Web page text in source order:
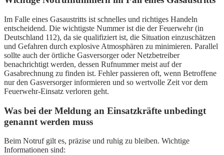
Im Falle eines Gasaustritts ist schnelles und richtiges Handeln
entscheidend. Die wichtigste Nummer ist die der Feuerwehr (in
Deutschland 112), da sie qualifiziert ist, die Situation einzuschätzen
und Gefahren durch explosive Atmosphären zu minimieren. Parallel
sollte auch der örtliche Gasversorger oder Netzbetreiber
benachrichtigt werden, dessen Rufnummer meist auf der
Gasabrechnung zu finden ist. Fehler passieren oft, wenn Betroffene
nur den Gasversorger informieren und so wertvolle Zeit vor dem
Feuerwehr-Einsatz verloren geht.
Was bei der Meldung an Einsatzkräfte unbedingt
genannt werden muss
Beim Notruf gilt es, präzise und ruhig zu bleiben. Wichtige
Informationen sind: